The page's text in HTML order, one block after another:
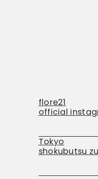
flore21
official
Tokyo
shokubutsu